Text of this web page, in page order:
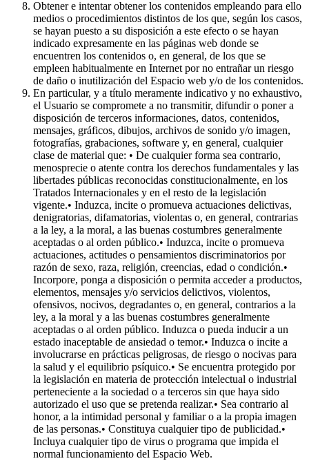
Obtener e intentar obtener los contenidos empleando para ello
medios o procedimientos distintos de los que, según los casos,
se hayan puesto a su disposición a este efecto o se hayan
indicado expresamente en las páginas web donde se
encuentren los contenidos o, en general, de los que se
empleen habitualmente en Internet por no entrañar un riesgo
de daño o inutilización del Espacio web y/o de los contenidos.
En particular, y a título meramente indicativo y no exhaustivo,
el Usuario se compromete a no transmitir, difundir o poner a
disposición de terceros informaciones, datos, contenidos,
mensajes, gráficos, dibujos, archivos de sonido y/o imagen,
fotografías, grabaciones, software y, en general, cualquier
clase de material que: • De cualquier forma sea contrario,
menosprecie o atente contra los derechos fundamentales y las
libertades públicas reconocidas constitucionalmente, en los
Tratados Internacionales y en el resto de la legislación
vigente.• Induzca, incite o promueva actuaciones delictivas,
denigratorias, difamatorias, violentas o, en general, contrarias
a la ley, a la moral, a las buenas costumbres generalmente
aceptadas o al orden público.• Induzca, incite o promueva
actuaciones, actitudes o pensamientos discriminatorios por
razón de sexo, raza, religión, creencias, edad o condición.•
Incorpore, ponga a disposición o permita acceder a productos,
elementos, mensajes y/o servicios delictivos, violentos,
ofensivos, nocivos, degradantes o, en general, contrarios a la
ley, a la moral y a las buenas costumbres generalmente
aceptadas o al orden público. Induzca o pueda inducir a un
estado inaceptable de ansiedad o temor.• Induzca o incite a
involucrarse en prácticas peligrosas, de riesgo o nocivas para
la salud y el equilibrio psíquico.• Se encuentra protegido por
la legislación en materia de protección intelectual o industrial
perteneciente a la sociedad o a terceros sin que haya sido
autorizado el uso que se pretenda realizar.• Sea contrario al
honor, a la intimidad personal y familiar o a la propia imagen
de las personas.• Constituya cualquier tipo de publicidad.•
Incluya cualquier tipo de virus o programa que impida el
normal funcionamiento del Espacio Web.